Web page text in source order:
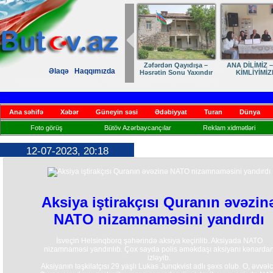
Əlaqə Haqqımızda
Zəfərdən Qayıdışa –
Həsrətin Sonu Yaxındır
ANA DİLİMİZ
Ana səhifə Xəbər Güneyin səsi Ədəbiyyat Turan Dünya
Foto görüş Bütöv Azərbaycançılar Reklam xidmətləri
12-07-2023, 20:18
Aksiya iştirakçısı Quranın
NATO nizamnaməsini yandırdı
İsveçin Helsinqborq şəhərində aksiya keçirilib. Aksiyada NATO
nizamnaməsi yandırılıb. Çox sayda polis əməkdaşı aksiyanı
izləyib.
Aksiyanın təşkilatçısı 29 yaşlı Lukas Junqkvist adlı şəxs olub. O,